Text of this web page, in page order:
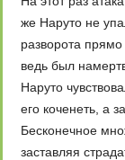
же Наруто не
разворота
ведь был
Наруто
его коченеть, а
Бесконечное
заставляя